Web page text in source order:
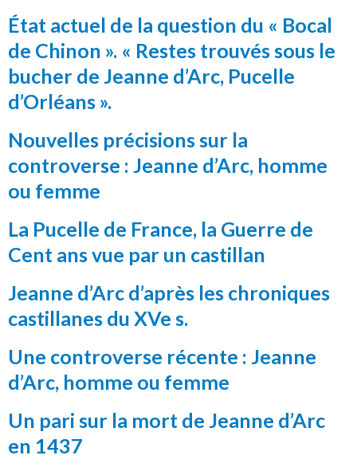
État actuel de la question du « Bocal
de Chinon ». « Restes trouvés sous le
bucher de Jeanne d’Arc, Pucelle
d’Orléans ».
Nouvelles précisions sur la
controverse : Jeanne d’Arc, homme
ou femme
La Pucelle de France, la Guerre de
Cent ans vue par un castillan
Jeanne d’Arc d’après les chroniques
castillanes du XVe s.
Une controverse récente : Jeanne
d’Arc, homme ou femme
Un pari sur la mort de Jeanne d’Arc
en 1437